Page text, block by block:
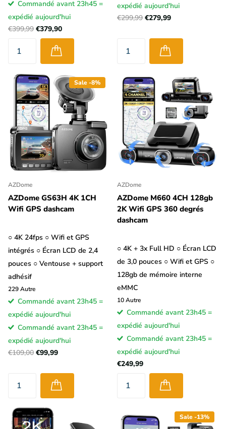
Commandé avant 23h45 =
expédié aujourd'hui
€399,99 €379,90
expédié aujourd'hui
€299,99 €279,99
Sale -8%
AZDome
AZDome GS63H 4K 1CH
Wifi GPS dashcam
○ 4K 24fps ○ Wifi et GPS
intégrés ○ Écran LCD de 2,4
pouces ○ Ventouse + support
adhésif
229Autre
Commandé avant 23h45 =
expédié aujourd'hui
Commandé avant 23h45 =
expédié aujourd'hui
€109,00 €99,99
AZDome
AZDome M660 4CH 128gb
2K Wifi GPS 360 degrés
dashcam
○ 4K + 3x Full HD ○ Écran LCD
de 3,0 pouces ○ Wifi et GPS ○
128gb de mémoire interne
eMMC
10Autre
Commandé avant 23h45 =
expédié aujourd'hui
Commandé avant 23h45 =
expédié aujourd'hui
€249,99
Sale -13%